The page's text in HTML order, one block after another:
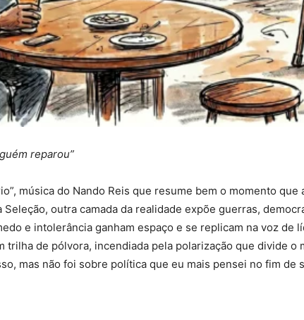
reparou”
música do Nando Reis que resume bem o momento
outra camada da realidade expõe guerras,
e intolerância ganham espaço e se replicam na voz de
trilha de pólvora, incendiada pela polarização que divide o
mas não foi sobre política que eu mais pensei no fim de